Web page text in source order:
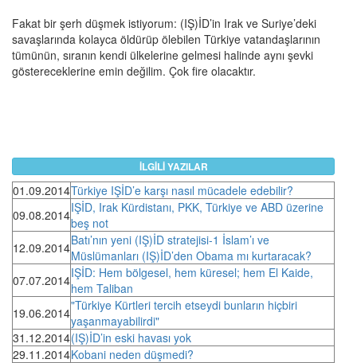
Fakat bir şerh düşmek istiyorum: (IŞ)İD’in Irak ve Suriye’deki
savaşlarında kolayca öldürüp ölebilen Türkiye vatandaşlarının
tümünün, sıranın kendi ülkelerine gelmesi halinde aynı şevki
göstereceklerine emin değilim. Çok fire olacaktır.
İLGİLİ YAZILAR
01.09.2014Türkiye IŞİD’e karşı nasıl mücadele edebilir?
09.08.2014IŞİD, Irak Kürdistanı, PKK, Türkiye ve ABD üzerine
beş not
12.09.2014Batı’nın yeni (IŞ)İD stratejisi-1 İslam’ı ve
Müslümanları (IŞ)İD’den Obama mı kurtaracak?
07.07.2014IŞİD: Hem bölgesel, hem küresel; hem El Kaide,
hem Taliban
19.06.2014"Türkiye Kürtleri tercih etseydi bunların hiçbiri
yaşanmayabilirdi"
31.12.2014(IŞ)İD’in eski havası yok
29.11.2014Kobani neden düşmedi?